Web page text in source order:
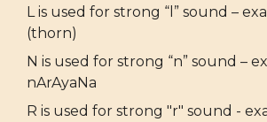
L is used for strong “l” sound –
(thorn)
N is used for strong “n” sound –
nArAyaNa
R is used for strong "r" sound -